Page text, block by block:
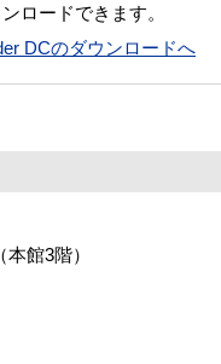
ロードできます。
DCのダウンロードへ
館3階）